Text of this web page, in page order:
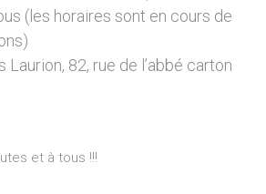
(les horaires sont en cours de
Laurion, 82, rue de l’abbé carton
et à tous !!!